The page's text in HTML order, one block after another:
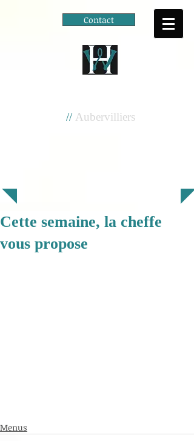
Contact
//Aubervilliers
Cette semaine, la cheffe
vous propose
Menus